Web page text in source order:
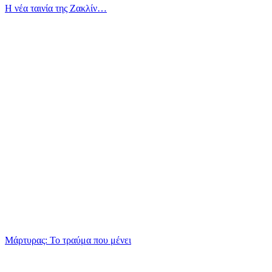
Η νέα ταινία της Ζακλίν…
Μάρτυρας: Το τραύμα που μένει